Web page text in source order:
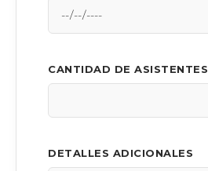
CANTIDAD DE ASISTENTES
DETALLES ADICIONALES